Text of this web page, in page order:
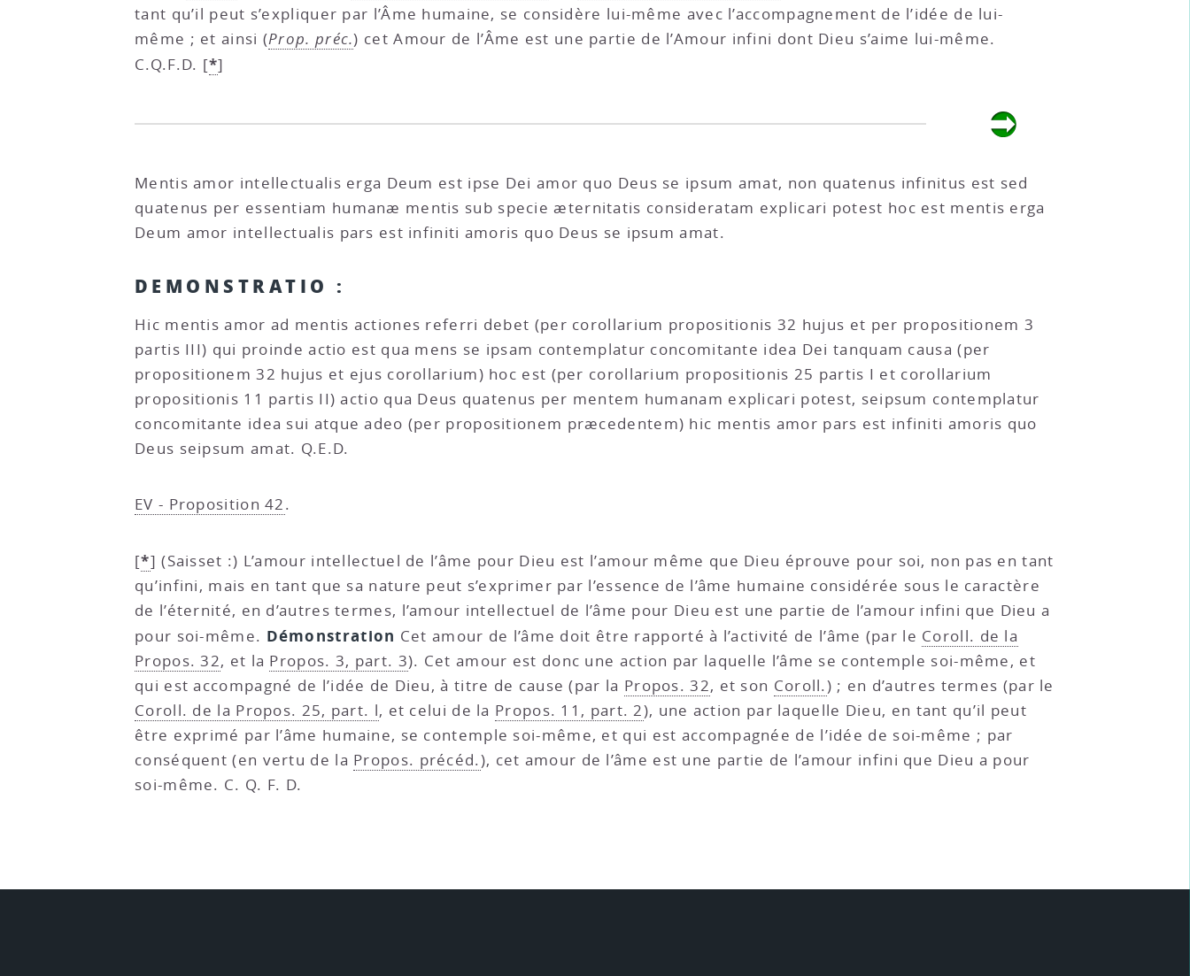
tant qu’il peut s’expliquer par l’Âme humaine, se considère lui-même avec l’accompagnement de l’idée de lui-
même ; et ainsi (Prop. préc.) cet Amour de l’Âme est une partie de l’Amour infini dont Dieu s’aime lui-même.
C.Q.F.D. [*]
Mentis amor intellectualis erga Deum est ipse Dei amor quo Deus se ipsum amat, non quatenus infinitus est sed
quatenus per essentiam humanæ mentis sub specie æternitatis consideratam explicari potest hoc est mentis erga
Deum amor intellectualis pars est infiniti amoris quo Deus se ipsum amat.
DEMONSTRATIO :
Hic mentis amor ad mentis actiones referri debet (per corollarium propositionis 32 hujus et per propositionem 3
partis III) qui proinde actio est qua mens se ipsam contemplatur concomitante idea Dei tanquam causa (per
propositionem 32 hujus et ejus corollarium) hoc est (per corollarium propositionis 25 partis I et corollarium
propositionis 11 partis II) actio qua Deus quatenus per mentem humanam explicari potest, seipsum contemplatur
concomitante idea sui atque adeo (per propositionem præcedentem) hic mentis amor pars est infiniti amoris quo
Deus seipsum amat. Q.E.D.
EV - Proposition 42.
[*](Saisset :) L’amour intellectuel de l’âme pour Dieu est l’amour même que Dieu éprouve pour soi, non pas en tant
qu’infini, mais en tant que sa nature peut s’exprimer par l’essence de l’âme humaine considérée sous le caractère
de l’éternité, en d’autres termes, l’amour intellectuel de l’âme pour Dieu est une partie de l’amour infini que Dieu a
pour soi-même. Démonstration Cet amour de l’âme doit être rapporté à l’activité de l’âme (par le Coroll. de la
Propos. 32, et la Propos. 3, part. 3). Cet amour est donc une action par laquelle l’âme se contemple soi-même, et
qui est accompagné de l’idée de Dieu, à titre de cause (par la Propos. 32, et son Coroll.) ; en d’autres termes (par le
Coroll. de la Propos. 25, part. l, et celui de la Propos. 11, part. 2), une action par laquelle Dieu, en tant qu’il peut
être exprimé par l’âme humaine, se contemple soi-même, et qui est accompagnée de l’idée de soi-même ; par
conséquent (en vertu de la Propos. précéd.), cet amour de l’âme est une partie de l’amour infini que Dieu a pour
soi-même. C. Q. F. D.